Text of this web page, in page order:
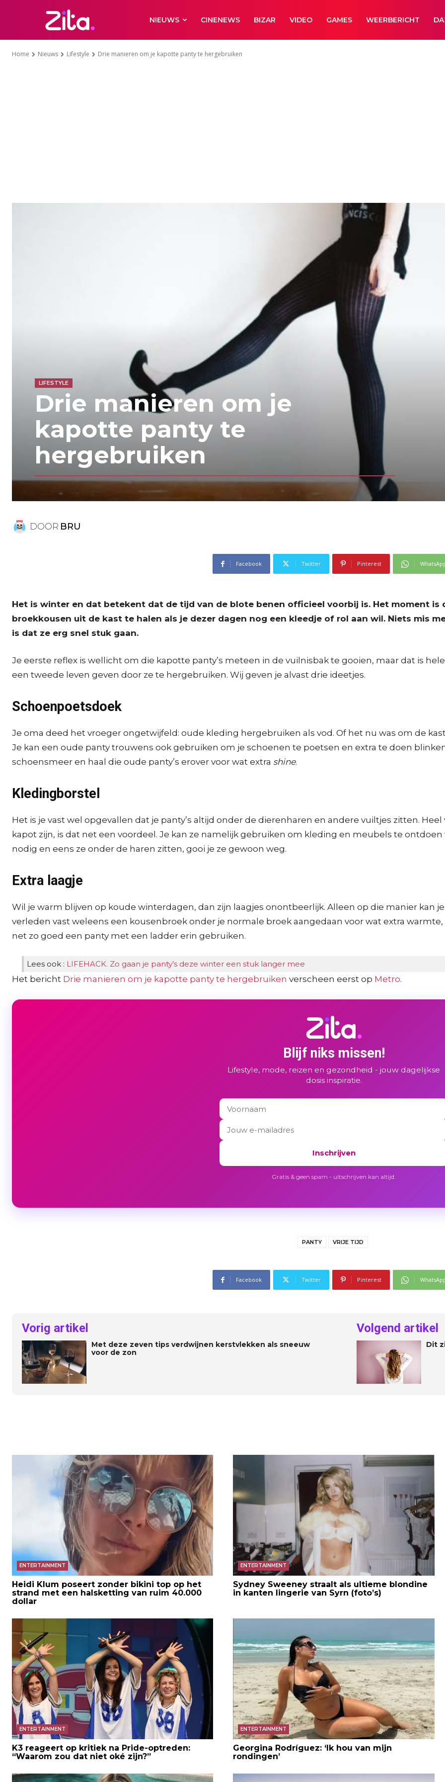
NIEUWS CINENEWS BIZAR VIDEO GAMES WEERBERICHT
Home Nieuws Lifestyle Drie manieren om je kapotte panty te hergebruiken
LIFESTYLE
Drie manieren om je
kapotte panty te
hergebruiken
DOOR BRU
Facebook Twitter Pinterest
Het is winter en dat betekent dat de tijd van de blote benen officieel voorbij is. Het moment is
broekkousen uit de kast te halen als je dezer dagen nog een kleedje of rol aan wil. Niets mis
is dat ze erg snel stuk gaan.
Je eerste reflex is wellicht om die kapotte panty’s meteen in de vuilnisbak te gooien, maar dat is
een tweede leven geven door ze te hergebruiken. Wij geven je alvast drie ideetjes.
Schoenpoetsdoek
Je oma deed het vroeger ongetwijfeld: oude kleding hergebruiken als vod. Of het nu was om de
Je kan een oude panty trouwens ook gebruiken om je schoenen te poetsen en extra te doen
schoensmeer en haal die oude panty’s erover voor wat extra shine.
Kledingborstel
Het is je vast wel opgevallen dat je panty’s altijd onder de dierenharen en andere vuiltjes zitten.
kapot zijn, is dat net een voordeel. Je kan ze namelijk gebruiken om kleding en meubels te
nodig en eens ze onder de haren zitten, gooi je ze gewoon weg.
Extra laagje
Wil je warm blijven op koude winterdagen, dan zijn laagjes onontbeerlijk. Alleen op die manier kan
verleden vast weleens een kousenbroek onder je normale broek aangedaan voor wat extra
net zo goed een panty met een ladder erin gebruiken.
Lees ook : LIFEHACK. Zo gaan je panty’s deze winter een stuk langer mee
Het bericht Drie manieren om je kapotte panty te hergebruiken verscheen eerst op Metro.
Blijf niks missen!
Lifestyle, mode, reizen en gezondheid - jouw dagelijkse
dosis inspiratie.
Inschrijven
Gratis & geen spam - uitschrijven kan altijd.
PANTY VRIJE TIJD
Facebook Twitter Pinterest
Vorig artikel
Met deze zeven tips verdwijnen kerstvlekken als sneeuw
voor de zon
Volgend artikel
Dit
ENTERTAINMENT
Heidi Klum poseert zonder bikini top op het
strand met een halsketting van ruim 40.000
dollar
ENTERTAINMENT
Sydney Sweeney straalt als ultieme blondine
in kanten lingerie van Syrn (foto’s)
ENTERTAINMENT
K3 reageert op kritiek na Pride-optreden:
“Waarom zou dat niet oké zijn?”
ENTERTAINMENT
Georgina Rodríguez: ‘Ik hou van mijn
rondingen’